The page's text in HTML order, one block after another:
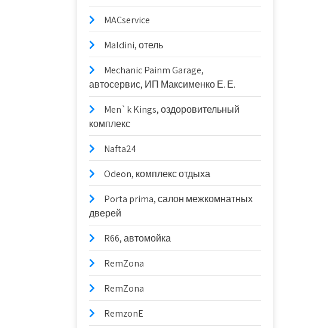
MACservice
Maldini, отель
Mechanic Painm Garage,
автосервис, ИП Максименко Е. Е.
Men`k Kings, оздоровительный
комплекс
Nafta24
Odeon, комплекс отдыха
Porta prima, салон межкомнатных
дверей
R66, автомойка
RemZona
RemZona
RemzonE